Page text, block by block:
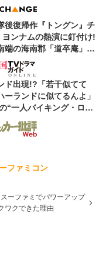
後復帰作『トングン』チ
ンナムの熱演に釘付け!
の海南郡「道卒庵」
国旅行】
ド出現!?「若干似てて
ランドに似てるんよ」
“一人バイキング・ロ
もらった」
ファミコン
ーファミでパワーアップ
ワクできた理由